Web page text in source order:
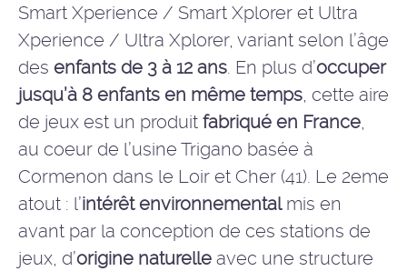
Smart Xperience / Smart Xplorer et Ultra
Xperience / Ultra Xplorer, variant selon l’âge
des enfants de 3 à 12 ans. En plus d’occuper
jusqu’à 8 enfants en même temps, cette aire
de jeux est un produit fabriqué en France,
au coeur de l’usine Trigano basée à
Cormenon dans le Loir et Cher (41). Le 2eme
atout : l’intérêt environnementalmis en
avant par la conception de ces stations de
jeux, d’origine naturelle avec une structure